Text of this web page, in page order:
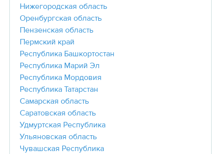
Нижегородская область
Оренбургская область
Пензенская область
Пермский край
Республика Башкортостан
Республика Марий Эл
Республика Мордовия
Республика Татарстан
Самарская область
Саратовская область
Удмуртская Республика
Ульяновская область
Чувашская Республика